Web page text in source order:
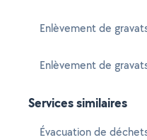
Enlèvement de
Enlèvement de
Services similaires
Évacuation de